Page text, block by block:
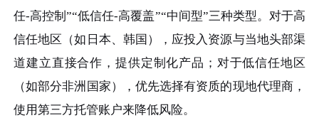
任-高控制”“低信任-高覆盖”“中间型”三种类型。对于高
信任地区（如日本、韩国），应投入资源与当地头部渠
道建立直接合作，提供定制化产品；对于低信任地区
（如部分非洲国家），优先选择有资质的现地代理商，
使用第三方托管账户来降低风险。